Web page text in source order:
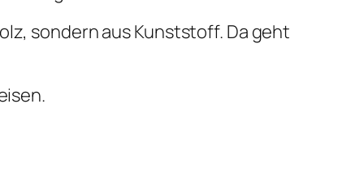
sondern aus Kunststoff. Da geht